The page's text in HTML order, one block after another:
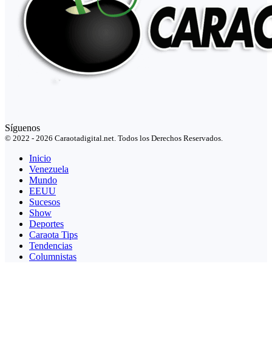
Síguenos
© 2022 - 2026 Caraotadigital.net. Todos los Derechos Reservados.
Inicio
Venezuela
Mundo
EEUU
Sucesos
Show
Deportes
Caraota Tips
Tendencias
Columnistas